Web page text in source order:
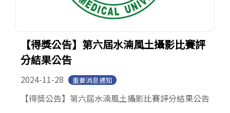
【得獎公告】第六屆水湳風土攝影比賽評
分結果公告
2024-11-28 重要消息通知
【得獎公告】第六屆水湳風土攝影比賽評分結果公告